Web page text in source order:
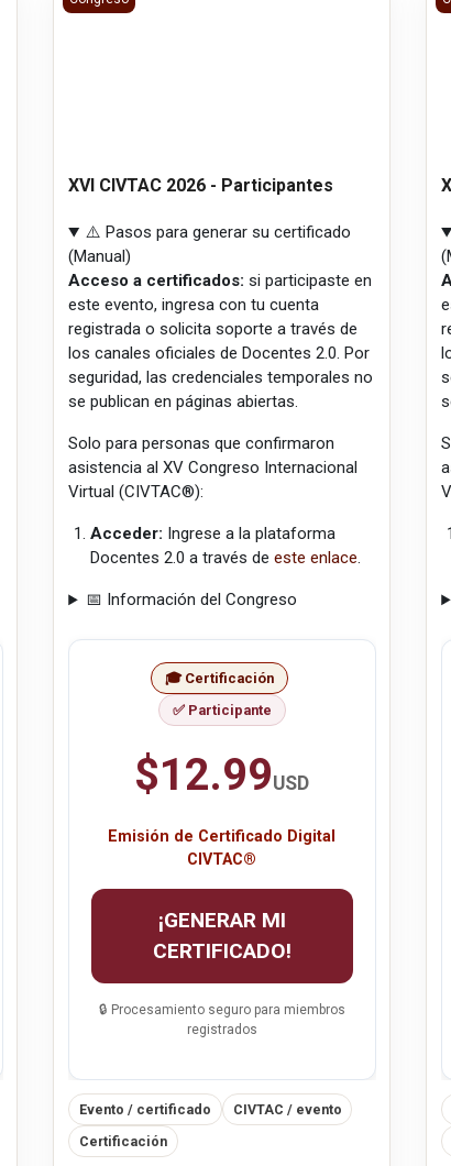
XVI CIVTAC 2026 - Participantes
⚠️ Pasos para generar su certificado
(Manual)
Acceso a certificados: si participaste en
este evento, ingresa con tu cuenta
registrada o solicita soporte a través de
los canales oficiales de Docentes 2.0. Por
seguridad, las credenciales temporales no
se publican en páginas abiertas.
Solo para personas que confirmaron
asistencia al XV Congreso Internacional
Virtual (CIVTAC®):
Acceder: Ingrese a la plataforma
Docentes 2.0 a través deeste enlace.
📅 Información del Congreso
🎓 Certificación
✅ Participante
$12.99USD
Emisión de Certificado Digital
CIVTAC®
¡GENERAR MI
CERTIFICADO!
🔒 Procesamiento seguro para miembros
registrados
Evento / certificado
CIVTAC / evento
Certificación